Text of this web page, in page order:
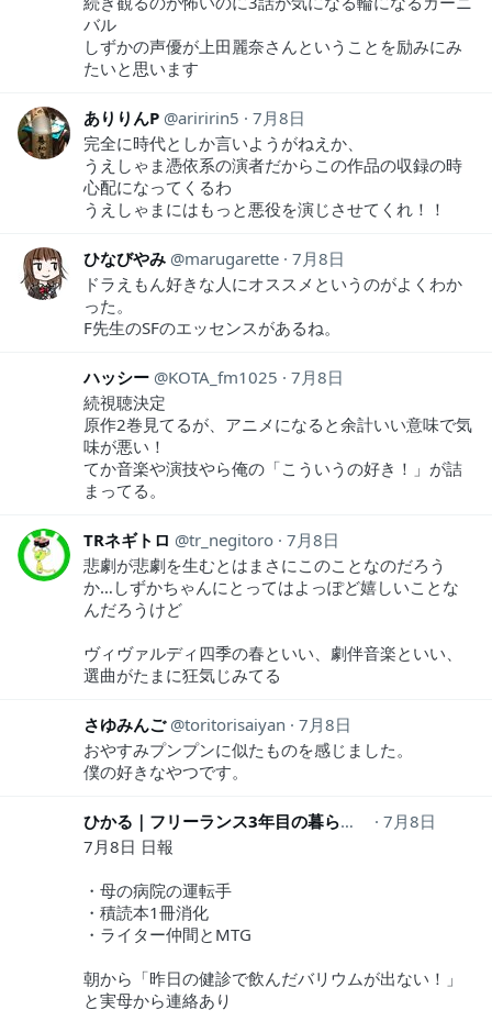
バル
しずかの声優が上田麗奈さんということを励みにみ
たいと思います
ありりんP ariririn5
7月8日
完全に時代としか言いようがねえか、
うえしゃま憑依系の演者だからこの作品の収録の時
心配になってくるわ
うえしゃまにはもっと悪役を演じさせてくれ！！
ひなびやみ marugarette 7月8日
ドラえもん好きな人にオススメというのがよくわか
った。
F先生のSFのエッセンスがあるね。
ハッシー KOTA_fm1025
7月8日
続視聴決定
原作2巻見てるが、アニメになると余計いい意味で気
味が悪い！
てか音楽や演技やら俺の「こういうの好き！」が詰
まってる。
TRネギトロ tr_negitoro 7月8日
悲劇が悲劇を生むとはまさにこのことなのだろう
か…しずかちゃんにとってはよっぽど嬉しいことな
んだろうけど
ヴィヴァルディ四季の春といい、劇伴音楽といい、
選曲がたまに狂気じみてる
さゆみんご toritorisaiyan
7月8日
おやすみプンプンに似たものを感じました。
僕の好きなやつです。
ひかる｜フリーランス3年目の暮らし hkr_daily
7月8日
7月8日 日報
・母の病院の運転手
・積読本1冊消化
・ライター仲間とMTG
朝から「昨日の健診で飲んだバリウムが出ない！」
と実母から連絡あり